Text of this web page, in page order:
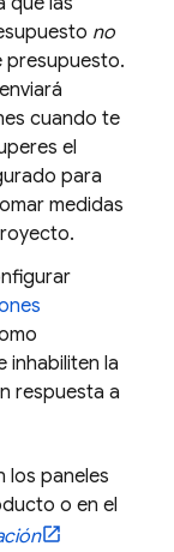
no
cuando te
el
para
medidas
inhabiliten la
respuesta a
los paneles
o en el